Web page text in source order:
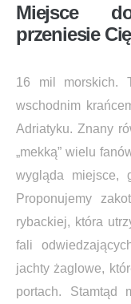
Miejsce
przeniesie
16 mil morskich.
wschodnim
Adriatyku. Znany
„mekką” wielu
wygląda miejsce,
Proponujemy
rybackiej, która
fali
jachty żaglowe,
portach. Stamtąd